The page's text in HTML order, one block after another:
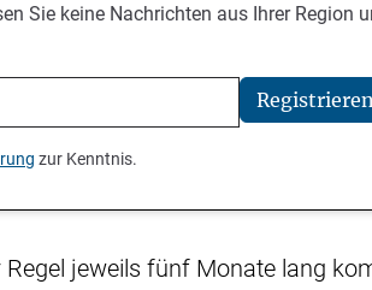
Sie keine Nachrichten aus Ihrer Region
Registrieren
zur Kenntnis.
jeweils fünf Monate lang